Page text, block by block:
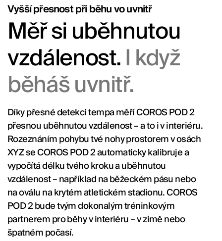
Vyšší přesnost při běhu vo uvnitř
Měř si uběhnutou
vzdálenost.I když
běháš uvnitř.
Díky přesné detekci tempa měří COROS POD 2
přesnou uběhnutou vzdálenost – a to i v interiéru.
Rozeznáním pohybu tvé nohy prostorem v osách
XYZ se COROS POD 2 automaticky kalibruje a
vypočítá délku tvého kroku a uběhnutou
vzdálenost – například na běžeckém pásu nebo
na oválu na krytém atletickém stadionu. COROS
POD 2 bude tvým dokonalým tréninkovým
partnerem pro běhy v interiéru – v zimě nebo
špatném počasí.